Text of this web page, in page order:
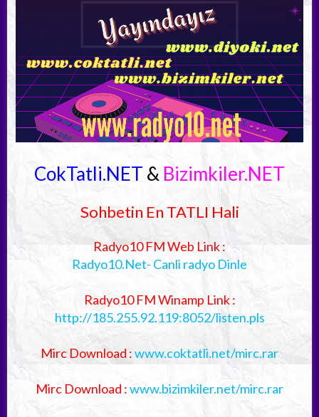
CokTatli.NET & Bizimkiler.NET
Sohbetin En TATLI Hali
Radyo10 FM Web Link :
Radyo10.Net- Canli radyo Dinle
Radyo10 FM Winamp Link :
http://185.255.92.119:8052/listen.pls
Mirc Download :www.coktatli.net/mirc.rar
Mirc Download :www.bizimkiler.net/mirc.rar